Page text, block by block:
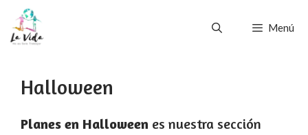
Saltar
Menú
Halloween
Planes en Halloween es nuestra sección